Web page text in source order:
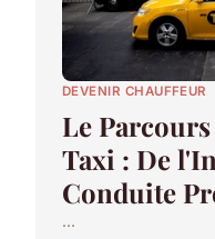
DEVENIR CHAUFFEUR
Le
Taxi : De
Conduite
...